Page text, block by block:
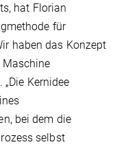
hat Florian
für
haben das Konzept
Kernidee
bei dem die
selbst